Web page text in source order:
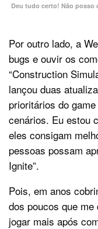
Deu tudo certo! Não posso
Por outro lado, a
bugs e ouvir os
“Construction
lançou duas
prioritários do
cenários. Eu estou
eles consigam
pessoas possam
Ignite”.
Pois, em anos
dos poucos que
jogar mais após